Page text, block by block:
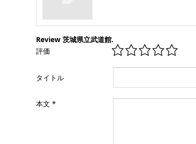
Review 茨城県立武道館.
評価
タイトル
本文 *